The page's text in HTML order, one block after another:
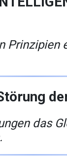
Prinzipien
das